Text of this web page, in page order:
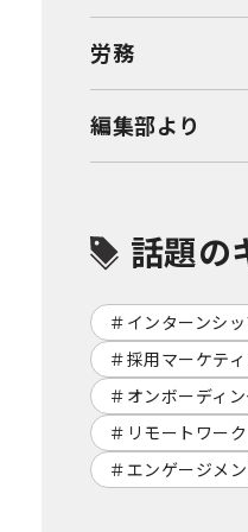
労務
編集部より
話題の
インターンシ
採用マーケテ
オンボーディ
リモートワーク
エンゲージメ